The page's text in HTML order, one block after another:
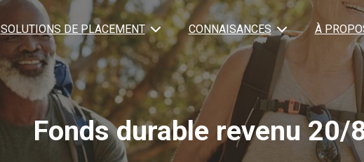
SOLUTIONS DE PLACEMENT CONNAISANCES À
Fonds durable revenu 20/